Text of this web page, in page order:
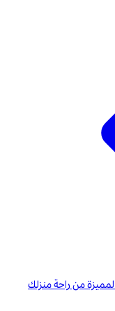
المميزة من راحة منزلك